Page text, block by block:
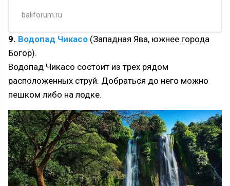
находится округ Магетан, по другую —
округ Каранганьяр и далее Суракарта.
baliforum.ru
9. Водопад Чикасо (Западная Ява, южнее города
Богор).
Водопад Чикасо состоит из трех рядом
расположенных струй. Добраться до него можно
пешком либо на лодке.